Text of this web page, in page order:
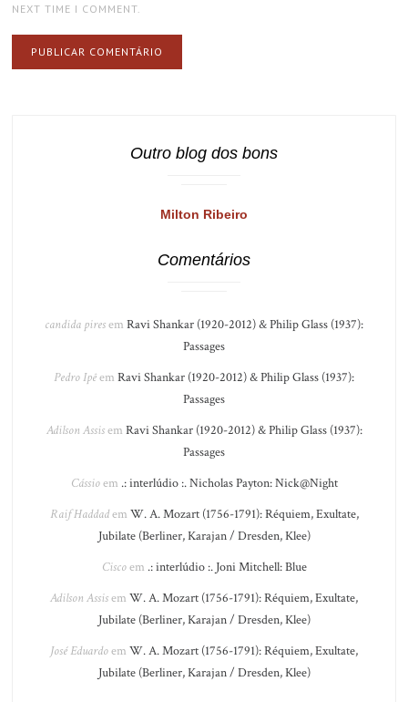
NEXT TIME I COMMENT.
Outro blog dos bons
Milton Ribeiro
Comentários
candida piresem Ravi Shankar (1920-2012) & Philip Glass (1937):
Passages
Pedro Ipêem Ravi Shankar (1920-2012) & Philip Glass (1937):
Passages
Adilson Assisem Ravi Shankar (1920-2012) & Philip Glass (1937):
Passages
Cássioem .: interlúdio :. Nicholas Payton: Nick@Night
Raif Haddadem W. A. Mozart (1756-1791): Réquiem, Exultate,
Jubilate (Berliner, Karajan / Dresden, Klee)
Ciscoem .: interlúdio :. Joni Mitchell: Blue
Adilson Assisem W. A. Mozart (1756-1791): Réquiem, Exultate,
Jubilate (Berliner, Karajan / Dresden, Klee)
José Eduardoem W. A. Mozart (1756-1791): Réquiem, Exultate,
Jubilate (Berliner, Karajan / Dresden, Klee)